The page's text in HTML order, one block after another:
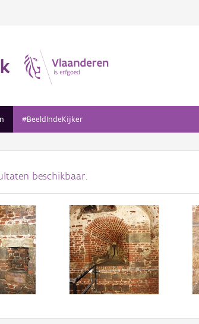
#BeeldIndeKijker
beschikbaar.